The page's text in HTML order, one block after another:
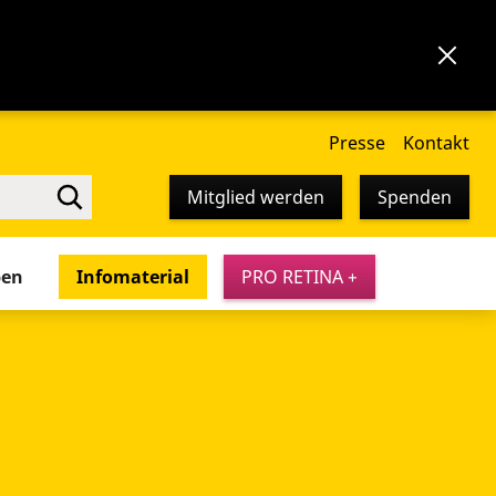
Presse Kontakt
Mitglied werden Spenden
Infomaterial PRO RETINA +